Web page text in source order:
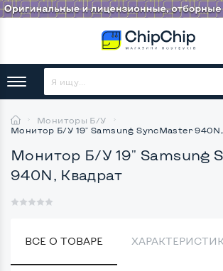
Мониторы Б/У
Монитор Б/У 19" Samsung SyncMaster
Монитор Б/У 19" Samsung
940N, Квадрат
ВСЕ О ТОВАРЕ